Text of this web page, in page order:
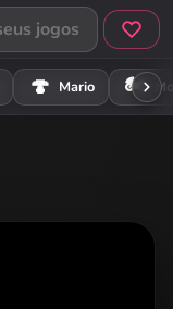
🍄 Mario 🏍️